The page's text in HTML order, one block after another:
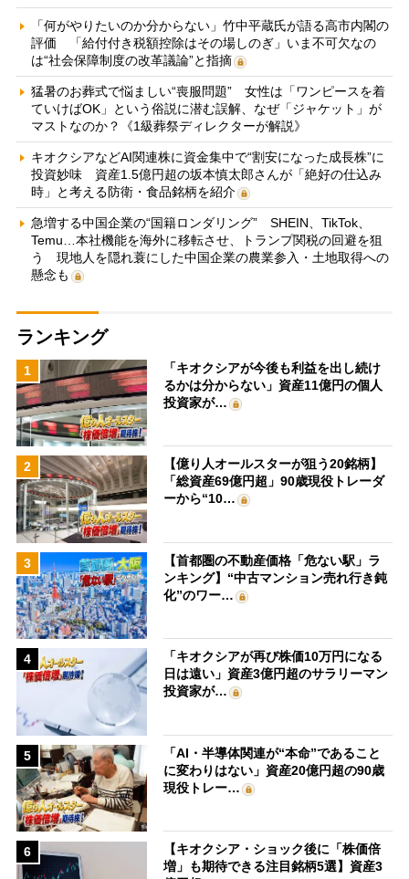
「何がやりたいのか分からない」竹中平蔵氏が語る高市内閣の
評価 「給付付き税額控除はその場しのぎ」いま不可欠なの
は“社会保障制度の改革議論”と指摘
猛暑のお葬式で悩ましい“喪服問題” 女性は「ワンピースを着
ていけばOK」という俗説に潜む誤解、なぜ「ジャケット」が
マストなのか？《1級葬祭ディレクターが解説》
キオクシアなどAI関連株に資金集中で“割安になった成長株”に
投資妙味 資産1.5億円超の坂本慎太郎さんが「絶好の仕込み
時」と考える防衛・食品銘柄を紹介
急増する中国企業の“国籍ロンダリング” SHEIN、TikTok、
Temu…本社機能を海外に移転させ、トランプ関税の回避を狙
う 現地人を隠れ蓑にした中国企業の農業参入・土地取得への
懸念も
ランキング
1
「キオクシアが今後も利益を出し続け
るかは分からない」資産11億円の個人
投資家が…
2
【億り人オールスターが狙う20銘柄】
「総資産69億円超」90歳現役トレーダ
ーから“10…
3
【首都圏の不動産価格「危ない駅」ラ
ンキング】“中古マンション売れ行き鈍
化”のワー…
4
「キオクシアが再び株価10万円になる
日は遠い」資産3億円超のサラリーマン
投資家が…
5
「AI・半導体関連が“本命”であること
に変わりはない」資産20億円超の90歳
現役トレー…
6
【キオクシア・ショック後に「株価倍
増」も期待できる注目銘柄5選】資産3